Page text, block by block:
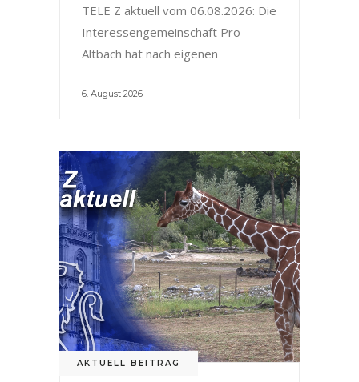
TELE Z aktuell vom 06.08.2026: Die
Interessengemeinschaft Pro
Altbach hat nach eigenen
6. August 2026
AKTUELL BEITRAG